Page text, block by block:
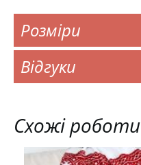
Розміри
Відгуки
Схожі роботи